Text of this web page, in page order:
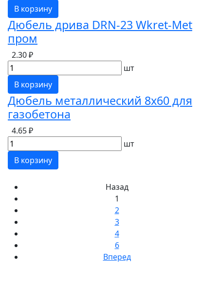
В корзину
Дюбель дрива DRN-23 Wkret-Met
пром
2.30 ₽
шт
В корзину
Дюбель металлический 8х60 для
газобетона
4.65 ₽
шт
В корзину
Назад
1
2
3
4
6
Вперед